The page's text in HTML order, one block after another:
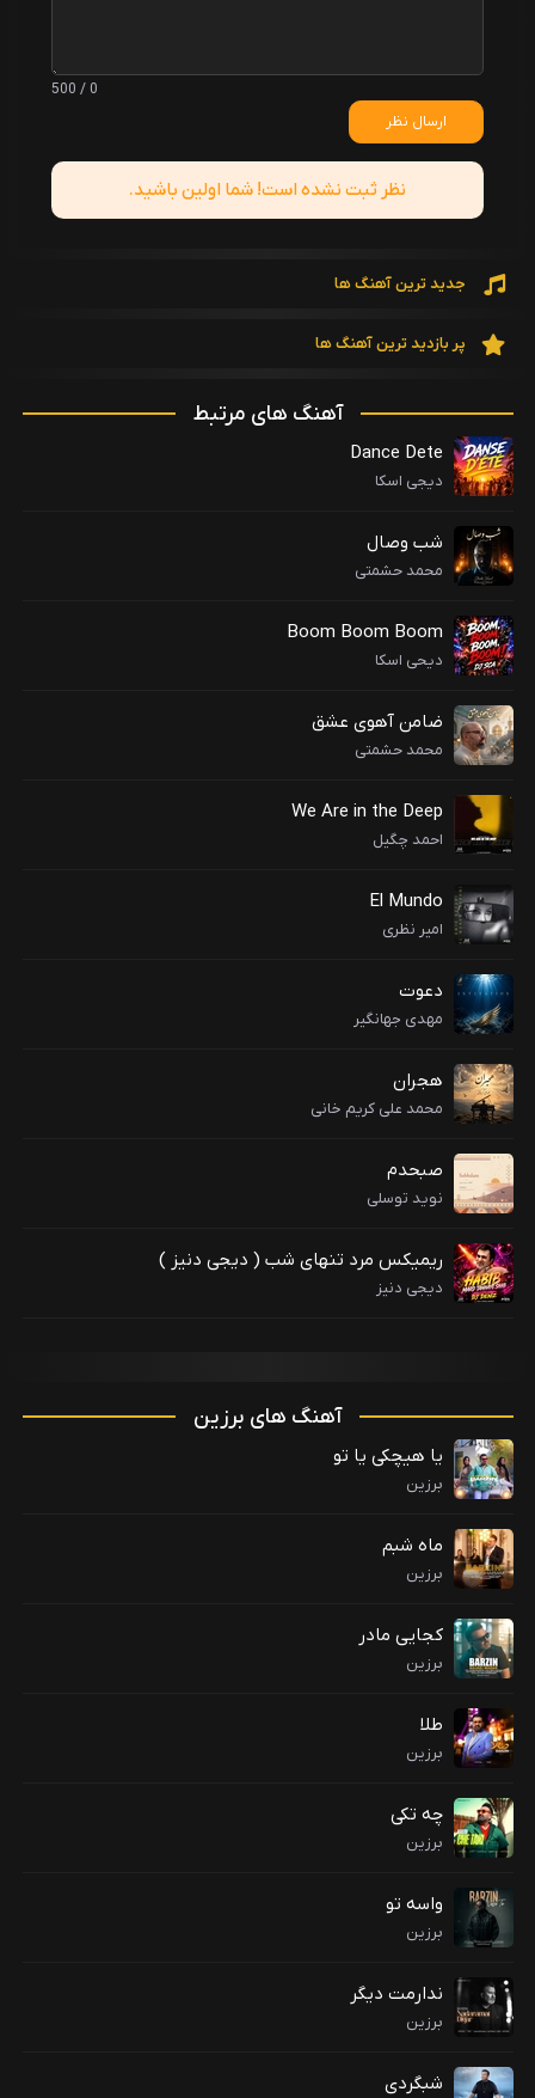
0 / 500
ارسال نظر
نظر ثبت نشده است! شما اولین باشید.
جدید ترین آهنگ ها
پر بازدید ترین آهنگ ها
آهنگ های مرتبط
Dance Dete
دیجی اسکا
شب وصال
محمد حشمتی
Boom Boom Boom
دیحی اسکا
ضامن آهوی عشق
محمد حشمتی
We Are in the Deep
احمد چگیل
El Mundo
امیر نظری
دعوت
مهدی جهانگیر
هجران
محمد علی کریم خانی
صبحدم
نوید توسلی
ریمیکس مرد تنهای شب ( دیجی دنیز )
دیجی دنیز
آهنگ های برزین
یا هیچکی یا تو
برزین
ماه شبم
برزین
کجایی مادر
برزین
طلا
برزین
چه تکی
برزین
واسه تو
برزین
ندارمت دیگر
برزین
شبگردی